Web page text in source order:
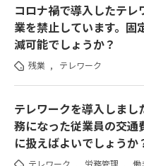
コロナ禍で導入したテレ
業を禁止しています。固
減可能でしょうか？
残業 , テレワーク
テレワークを導入しまし
務になった従業員の交通
に扱えばよいでしょうか